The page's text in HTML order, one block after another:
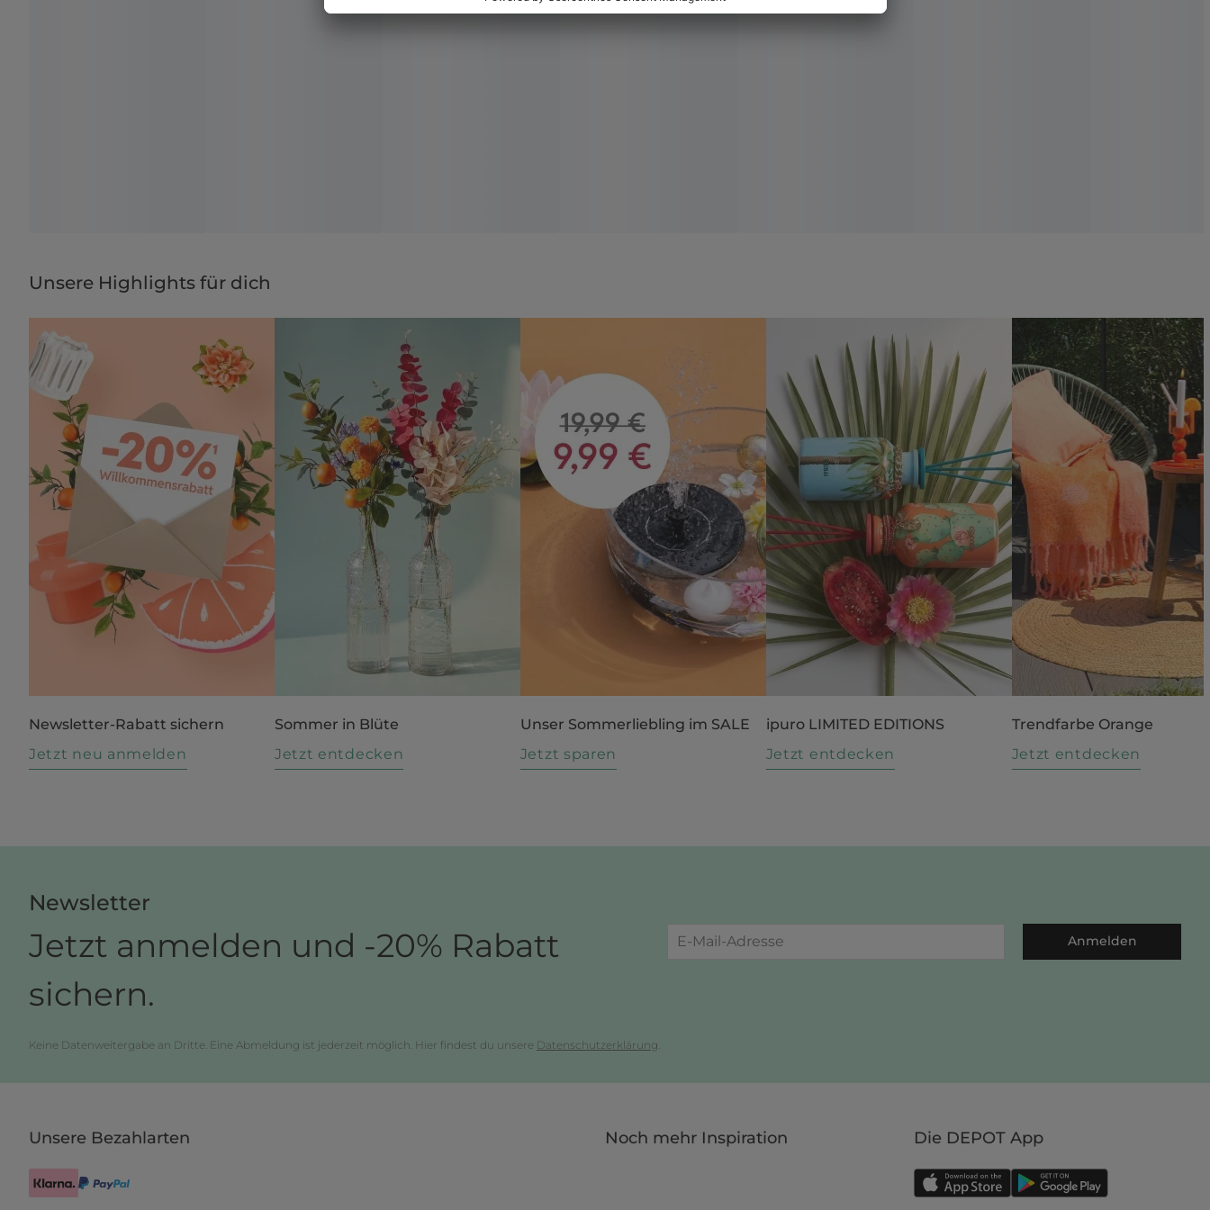
Unsere Highlights für dich
Newsletter-Rabatt sichern
Jetzt neu anmelden
Sommer in Blüte
Jetzt entdecken
Unser Sommerliebling im SALE
Jetzt sparen
ipuro LIMITED EDITIONS
Jetzt entdecken
Trendfarbe Orange
Jetzt entdecken
Newsletter
Jetzt anmelden und -20% Rabatt
sichern.
Anmelden
Keine Datenweitergabe an Dritte. Eine Abmeldung ist jederzeit möglich. Hier findest du unsere Datenschutzerklärung.
Unsere Bezahlarten Noch mehr Inspiration Die DEPOT App